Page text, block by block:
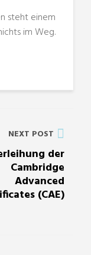
steht einem
im Weg.
NEXT POST
der
Cambridge
Advanced
(CAE)